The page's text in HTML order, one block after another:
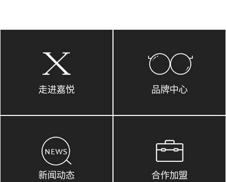
走进嘉悦 品牌中心
新闻动态 合作加盟